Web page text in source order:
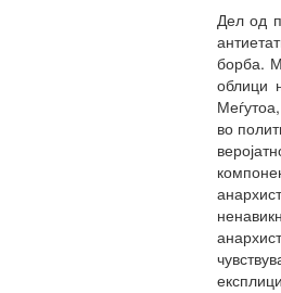
Дел од
борба.
облици
во